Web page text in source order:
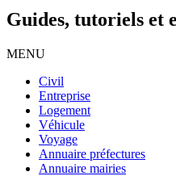
Guides, tutoriels et
MENU
Civil
Entreprise
Logement
Véhicule
Voyage
Annuaire préfectures
Annuaire mairies